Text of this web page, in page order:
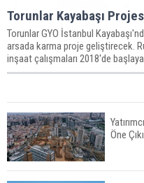
Torunlar Kayabaşı
Torunlar GYO İstanbul
arsada karma proje geliştirecek.
inşaat çalışmaları 2018'de
Öne